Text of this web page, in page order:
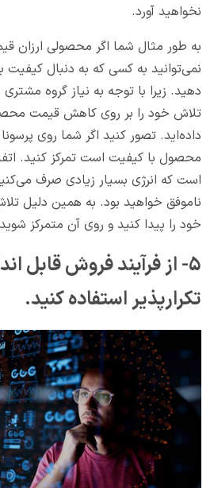
نخواهید آورد.
به طور مثال شما اگر محصولی ارزان
نمی‌توانید به کسی که به دنبال کیفیت
دهید. زیرا با توجه به نیاز گروه
تلاش خود را بر روی کاهش قیمت
داده‌اید. تصور کنید اگر شما روی
محصول با کیفیت است تمرکز کنید.
است که انرژی بسیار زیادی صرف
ناموفق خواهید بود. به همین دلیل
خود را پیدا کنید و روی آن متمرکز
۵- از فرآیند فروش قابل
تکرارپذیر استفاده کنید.